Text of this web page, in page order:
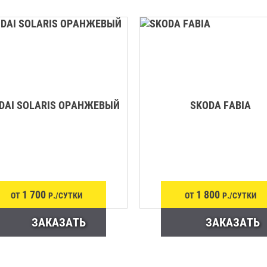
SOLARIS ОРАНЖЕВЫЙ
ОТ 1 700 Р./СУТКИ
ЗАКАЗАТЬ
SKODA FABIA
ОТ 1 800 Р./СУТКИ
ЗАКАЗАТЬ